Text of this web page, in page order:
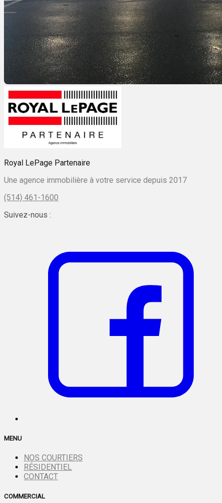
Royal LePage Partenaire
Une agence immobilière à votre service depuis 2017
(514) 461-1600
Suivez-nous :
MENU
NOS COURTIERS
RÉSIDENTIEL
CONTACT
COMMERCIAL